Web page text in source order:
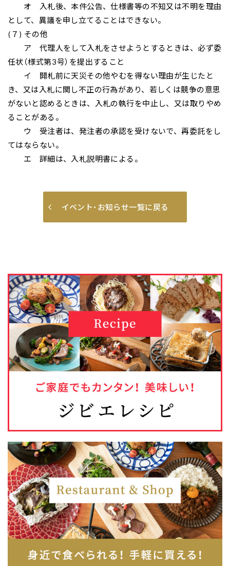
オ 入札後、本件公告、仕様書等の不知又は不明を理由
として、異議を申し立てることはできない。
(７) その他
ア 代理人をして入札をさせようとするときは、必ず委
任状（様式第3号）を提出すること
イ 開札前に天災その他やむを得ない理由が生じたと
き、又は入札に関し不正の行為があり、若しくは競争の意思
がないと認めるときは、入札の執行を中止し、又は取りやめ
ることがある。
ウ 受注者は、発注者の承認を受けないで、再委託をし
てはならない。
エ 詳細は、入札説明書による。
イベント･お知らせ一覧に戻る